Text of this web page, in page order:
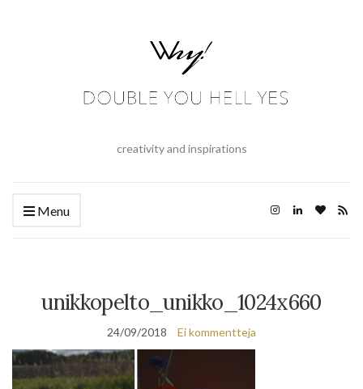
creativity and inspirations
Menu
unikkopelto_unikko_1024x660
24/09/2018 Ei kommentteja